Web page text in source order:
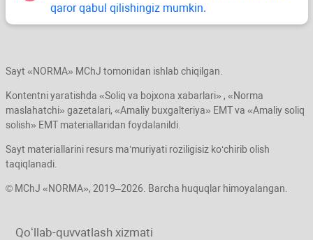
qaror qabul qilishingiz mumkin.
Sayt «NORMA» MChJ tomonidan ishlab chiqilgan.
Kontentni yaratishda «Soliq va bojхona хabarlari» , «Norma
maslahatchi» gazetalari, «Amaliy buхgalteriya» EMT va «Amaliy soliq
solish» EMT materiallaridan foydalanildi.
Sayt materiallarini resurs ma’muriyati roziligisiz koʻchirib olish
taqiqlanadi.
© MChJ «NORMA», 2019–2026. Barcha huquqlar himoyalangan.
Qoʻllab-quvvatlash хizmati